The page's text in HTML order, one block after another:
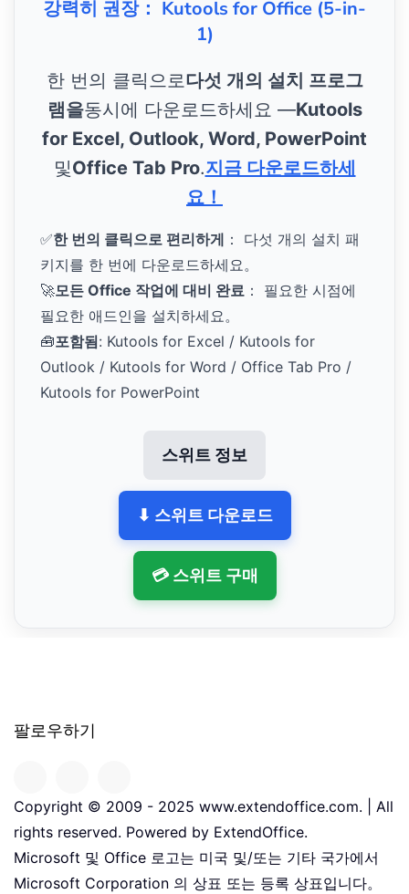
강력히 권장： Kutools for Office (5-in-
1)
한 번의 클릭으로다섯 개의 설치 프로그
램을동시에 다운로드하세요 —Kutools
for Excel, Outlook, Word, PowerPoint
및Office Tab Pro.지금 다운로드하세
요！
✅한 번의 클릭으로 편리하게 ： 다섯 개의 설치 패
키지를 한 번에 다운로드하세요。
🚀모든 Office 작업에 대비 완료 ： 필요한 시점에
필요한 애드인을 설치하세요。
🧰포함됨: Kutools for Excel / Kutools for
Outlook / Kutools for Word / Office Tab Pro /
Kutools for PowerPoint
스위트 정보
⬇ 스위트 다운로드
💳 스위트 구매
팔로우하기
Copyright © 2009 - 2025 www.extendoffice.com. | All
rights reserved. Powered by ExtendOffice.
Microsoft 및 Office 로고는 미국 및/또는 기타 국가에서
Microsoft Corporation 의 상표 또는 등록 상표입니다。